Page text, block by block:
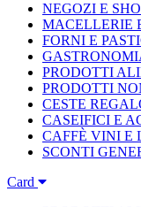
NEGOZI E
MACELLERIE
FORNI E
PRODOTTI
PRODOTTI
CESTE
CASEIFICI E
CAFFÈ VINI E
SCONTI
Card